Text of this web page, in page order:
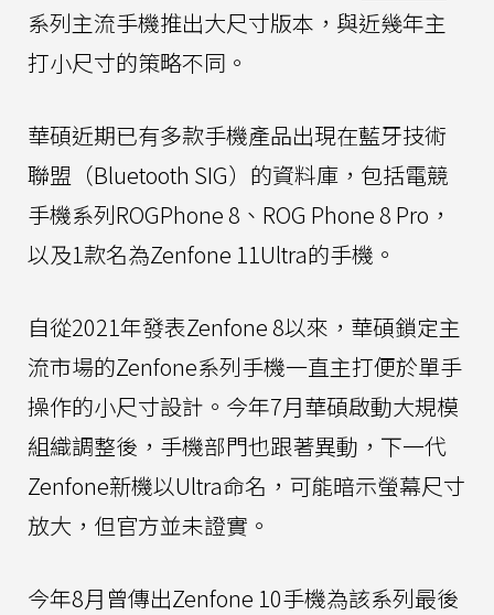
系列主流手機推出大尺寸版本，與近幾年主
打小尺寸的策略不同。
華碩近期已有多款手機產品出現在藍牙技術
聯盟（Bluetooth SIG）的資料庫，包括電競
手機系列ROGPhone 8、ROG Phone 8 Pro，
以及1款名為Zenfone 11Ultra的手機。
自從2021年發表Zenfone 8以來，華碩鎖定主
流市場的Zenfone系列手機一直主打便於單手
操作的小尺寸設計。今年7月華碩啟動大規模
組織調整後，手機部門也跟著異動，下一代
Zenfone新機以Ultra命名，可能暗示螢幕尺寸
放大，但官方並未證實。
今年8月曾傳出Zenfone 10手機為該系列最後